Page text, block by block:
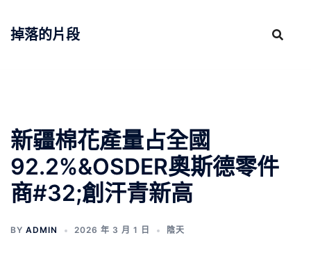
掉落的片段
新疆棉花產量占全國
92.2%&OSDER奧斯德零件
商#32;創汗青新高
BY ADMIN 2026 年 3 月 1 日 陰天